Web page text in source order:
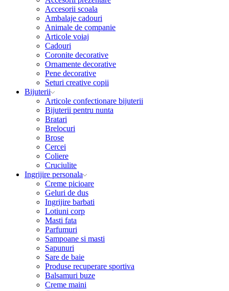
Accesorii scoala
Ambalaje cadouri
Animale de companie
Articole voiaj
Cadouri
Coronite decorative
Ornamente decorative
Pene decorative
Seturi creative copii
Bijuterii
Articole confectionare bijuterii
Bijuterii pentru nunta
Bratari
Brelocuri
Brose
Cercei
Coliere
Cruciulite
Ingrijire personala
Creme picioare
Geluri de dus
Ingrijire barbati
Lotiuni corp
Masti fata
Parfumuri
Sampoane si masti
Sapunuri
Sare de baie
Produse recuperare sportiva
Balsamuri buze
Creme maini